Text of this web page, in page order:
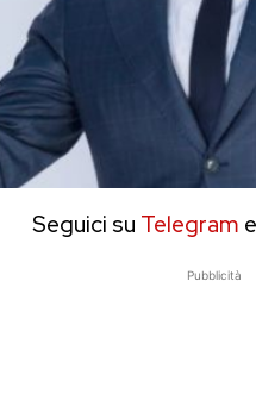
Seguici su Telegram
Pubblicità